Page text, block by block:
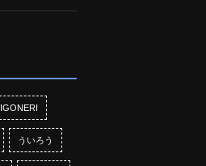
IGONERI
ういろう